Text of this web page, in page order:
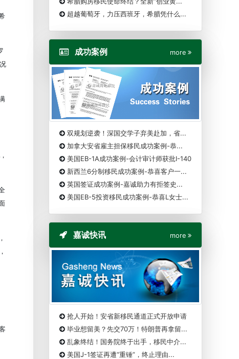
超越葡萄牙，力压西班牙，希腊凭什么...
成功案例 more
双规划逆袭！深国交学子弃美赴加，省...
加拿大安省雇主担保移民成功案例-恭...
美国EB-1A成功案例-会计审计师获批I-140
新西兰6分制移民成功案例-恭喜客户一...
英国签证成功案例-嘉诚助力有拒签史...
美国EB-5投资移民成功案例-恭喜L女士...
嘉诚快讯 more
抢人开始！安省新移民通道正式开放申请
毕业想留美？先交70万！特朗普再拿留...
乱象终结！国务院终于出手，移民中介...
美国J-1签证再遭“重锤”，终止理由...